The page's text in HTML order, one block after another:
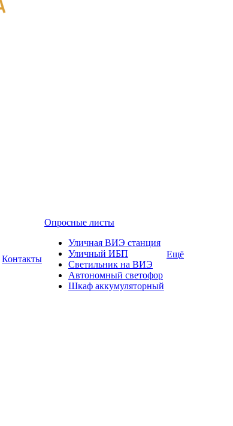
Контакты
Опросные листы
Уличная ВИЭ станция
Уличный ИБП
Светильник на ВИЭ
Автономный светофор
Шкаф аккумуляторный
Ещё